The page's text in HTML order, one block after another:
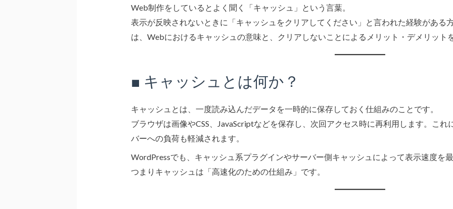
Web制作をしているとよく聞く「キャッシュ」という言葉。
表示が反映されないときに「キャッシュをクリアしてください」と言われた経験がある
は、Webにおけるキャッシュの意味と、クリアしないことによるメリット・デメリット
■ キャッシュとは何か？
キャッシュとは、一度読み込んだデータを一時的に保存しておく仕組みのことです。
ブラウザは画像やCSS、JavaScriptなどを保存し、次回アクセス時に再利用します。こ
バーへの負荷も軽減されます。
WordPressでも、キャッシュ系プラグインやサーバー側キャッシュによって表示速度を
つまりキャッシュは「高速化のための仕組み」です。